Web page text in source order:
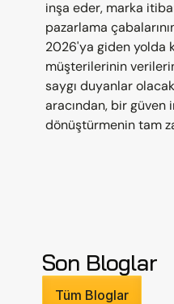
inşa eder, marka
pazarlama
2026'ya giden yolda
müşterilerinin
saygı duyanlar
aracından, bir güven
dönüştürmenin tam
Son Bloglar
Tüm Bloglar